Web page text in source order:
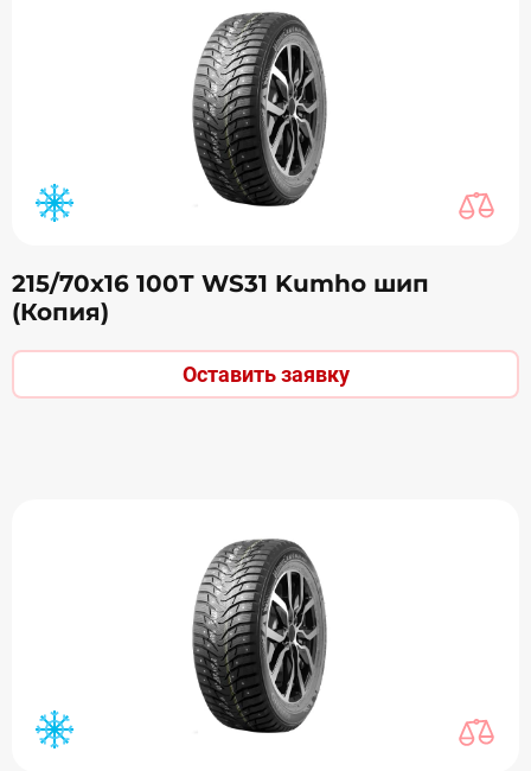
215/70х16 100Т WS31 Kumho шип
(Копия)
Оставить заявку